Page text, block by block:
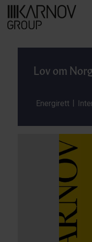
Lov om
|